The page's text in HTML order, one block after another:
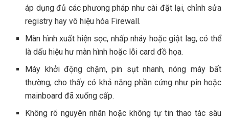
áp dụng đủ các phương pháp như cài đặt lại, chỉnh sửa
registry hay vô hiệu hóa Firewall.
Màn hình xuất hiện sọc, nhấp nháy hoặc giật lag, có thể
là dấu hiệu hư màn hình hoặc lỗi card đồ họa.
Máy khởi động chậm, pin sụt nhanh, nóng máy bất
thường, cho thấy có khả năng phần cứng như pin hoặc
mainboard đã xuống cấp.
Không rõ nguyên nhân hoặc không tự tin thao tác sâu